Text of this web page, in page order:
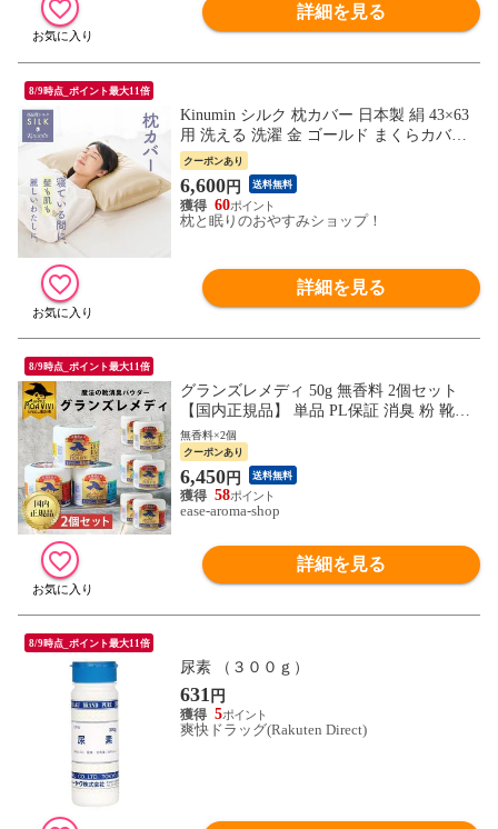
詳細を見る
8/9時点_ポイント最大11倍
Kinumin シルク 枕カバー 日本製 絹 43×63
用 洗える 洗濯 金 ゴールド まくらカバー
高級 片面 シルク100％ 綿100 キヌミン 43 6
3 丈夫 長持ち 髪の毛 ヘアケア ピロケース
女性
クーポンあり
6,600円 送料無料
60
枕と眠りのおやすみショップ！
詳細を見る
8/9時点_ポイント最大11倍
グランズレメディ 50g 無香料 2個セット
【国内正規品】 単品 PL保証 消臭 粉 靴の
消臭 パウダー 魔法の粉 足 匂い 臭い にお
い 消臭 防臭 抗菌 スニーカー ブーツ 下駄
箱 モアビビ メール便不可
無香料×2個
クーポンあり
6,450円 送料無料
58
ease-aroma-shop
詳細を見る
8/9時点_ポイント最大11倍
尿素 （３００ｇ）
631 円
5
爽快ドラッグ(Rakuten Direct)